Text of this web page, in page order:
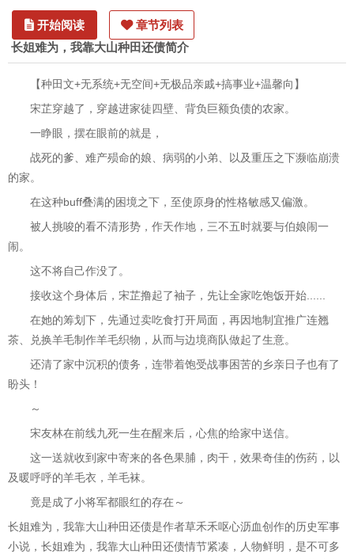
开始阅读 章节列表
长姐难为，我靠大山种田还债简介
【种田文+无系统+无空间+无极品亲戚+搞事业+温馨向】
宋芷穿越了，穿越进家徒四壁、背负巨额负债的农家。
一睁眼，摆在眼前的就是，
战死的爹、难产殒命的娘、病弱的小弟、以及重压之下濒临崩溃
的家。
在这种buff叠满的困境之下，至使原身的性格敏感又偏激。
被人挑唆的看不清形势，作天作地，三不五时就要与伯娘闹一
闹。
这不将自己作没了。
接收这个身体后，宋芷撸起了袖子，先让全家吃饱饭开始......
在她的筹划下，先通过卖吃食打开局面，再因地制宜推广连翘
茶、兑换羊毛制作羊毛织物，从而与边境商队做起了生意。
还清了家中沉积的债务，连带着饱受战事困苦的乡亲日子也有了
盼头！
～
宋友林在前线九死一生在醒来后，心焦的给家中送信。
这一送就收到家中寄来的各色果脯，肉干，效果奇佳的伤药，以
及暖呼呼的羊毛衣，羊毛袜。
竟是成了小将军都眼红的存在～
长姐难为，我靠大山种田还债是作者草禾禾呕心沥血创作的历史军事
小说，长姐难为，我靠大山种田还债情节紧凑，人物鲜明，是不可多